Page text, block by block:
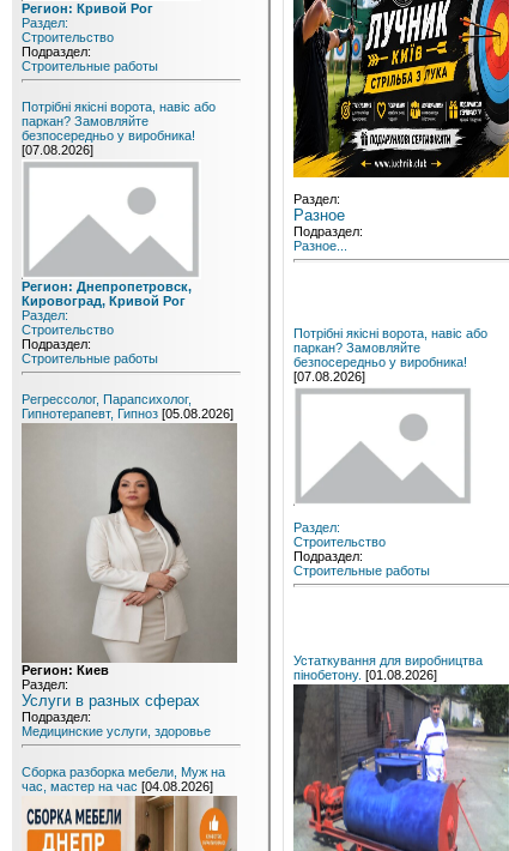
Регион: Кривой Рог
Раздел:
Строительство
Подраздел:
Строительные работы
Потрібні якісні ворота, навіс або
паркан? Замовляйте
безпосередньо у виробника!
[07.08.2026]
Регион: Днепропетровск,
Кировоград, Кривой Рог
Раздел:
Строительство
Подраздел:
Строительные работы
Регрессолог, Парапсихолог,
Гипнотерапевт, Гипноз [05.08.2026]
Регион: Киев
Раздел:
Услуги в разных сферах
Подраздел:
Медицинские услуги, здоровье
Сборка разборка мебели, Муж на
час, мастер на час [04.08.2026]
Раздел:
Разное
Подраздел:
Разное...
Потрібні якісні ворота, навіс або
паркан? Замовляйте
безпосередньо у виробника!
[07.08.2026]
Раздел:
Строительство
Подраздел:
Строительные работы
Устаткування для виробництва
пінобетону. [01.08.2026]